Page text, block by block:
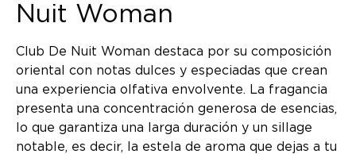
Nuit Woman
Club De Nuit Woman destaca por su composición
oriental con notas dulces y especiadas que crean
una experiencia olfativa envolvente. La fragancia
presenta una concentración generosa de esencias,
lo que garantiza una larga duración y un sillage
notable, es decir, la estela de aroma que dejas a tu